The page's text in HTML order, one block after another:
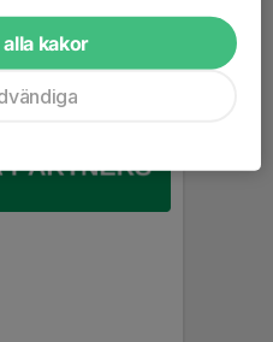
kakor